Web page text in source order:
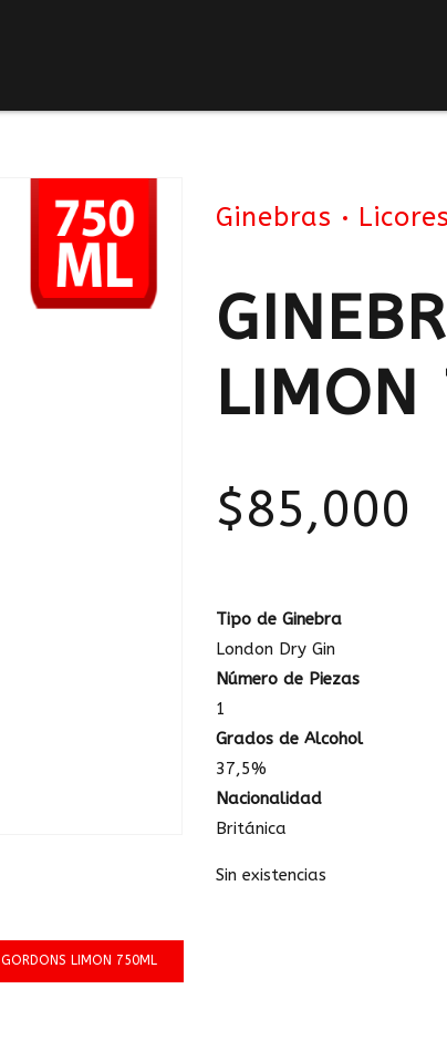
Ginebras
$85,000
Tipo de Ginebra
London Dry Gin
Número de Piezas
1
Grados de Alcohol
37,5%
Nacionalidad
Británica
Sin existencias
GORDONS LIMON 750ML